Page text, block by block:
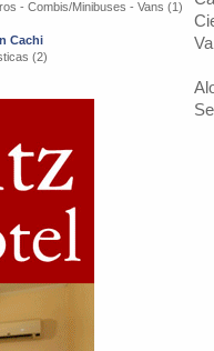
- Combis/Minibuses - Vans (1)
Cachi
(2)